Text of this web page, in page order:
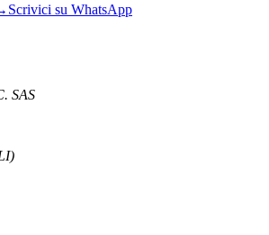
Scrivici su WhatsApp
SAS